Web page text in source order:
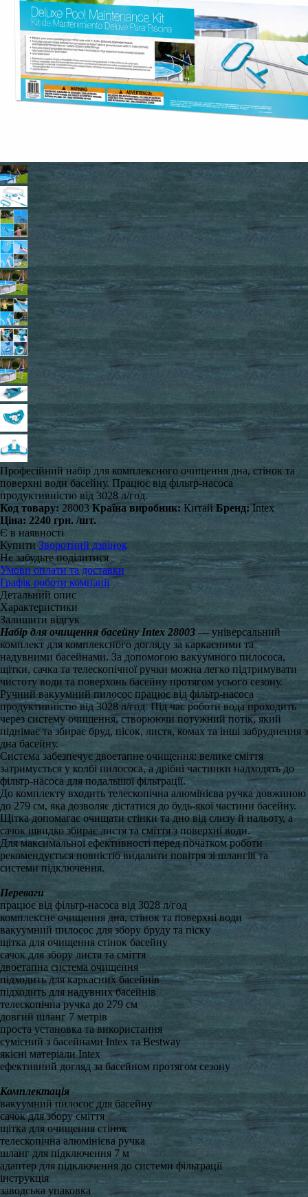
Професійний набір для комплексного очищення дна, стінок та
поверхні води басейну. Працює від фільтр-насоса
продуктивністю від 3028 л/год.
Код товару:28003 Країна виробник: Китай Бренд:Intex
Ціна: 2240 грн. /шт.
Є в наявності
Купити Зворотний дзвінок
Не забудьте поділитися
Умови оплати та доставки
Графік роботи компанії
Детальний опис
Характеристики
Залишити відгук
Набір для очищення басейну Intex 28003 — універсальний
комплект для комплексного догляду за каркасними та
надувними басейнами. За допомогою вакуумного пилососа,
щітки, сачка та телескопічної ручки можна легко підтримувати
чистоту води та поверхонь басейну протягом усього сезону.
Ручний вакуумний пилосос працює від фільтр-насоса
продуктивністю від 3028 л/год. Під час роботи вода проходить
через систему очищення, створюючи потужний потік, який
піднімає та збирає бруд, пісок, листя, комах та інші забруднення з
дна басейну.
Система забезпечує двоетапне очищення: велике сміття
затримується у колбі пилососа, а дрібні частинки надходять до
фільтр-насоса для подальшої фільтрації.
До комплекту входить телескопічна алюмінієва ручка довжиною
до 279 см, яка дозволяє дістатися до будь-якої частини басейну.
Щітка допомагає очищати стінки та дно від слизу й нальоту, а
сачок швидко збирає листя та сміття з поверхні води.
Для максимальної ефективності перед початком роботи
рекомендується повністю видалити повітря зі шлангів та
системи підключення.
Переваги
працює від фільтр-насоса від 3028 л/год
комплексне очищення дна, стінок та поверхні води
вакуумний пилосос для збору бруду та піску
щітка для очищення стінок басейну
сачок для збору листя та сміття
двоетапна система очищення
підходить для каркасних басейнів
підходить для надувних басейнів
телескопічна ручка до 279 см
довгий шланг 7 метрів
проста установка та використання
сумісний з басейнами Intex та Bestway
якісні матеріали Intex
ефективний догляд за басейном протягом сезону
Комплектація
вакуумний пилосос для басейну
сачок для збору сміття
щітка для очищення стінок
телескопічна алюмінієва ручка
шланг для підключення 7 м
адаптер для підключення до системи фільтрації
інструкція
заводська упаковка